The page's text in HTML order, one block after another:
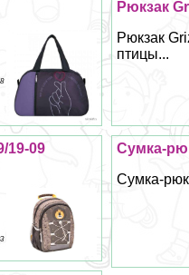
Рюкзак
Рюкзак
птицы...
Сумка-
Сумка-
19-09